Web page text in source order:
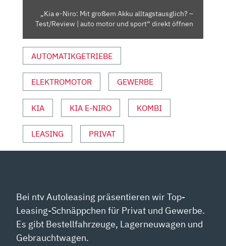
EST/REVIEW |
OTOR U
ND S
ON Y
OUTUBE A
NZEIGEN
„Kia e-Niro: Mit großem Akku alltagstausglich? –
Test/Review | auto motor und sport“ direkt öffnen
AUTOMATIKGETRIEBE
ELEKTROMOTOR GEWERBE
KIA KIA E-NIRO KOMBI
LEASING PRIVAT
Bei ntv Autoleasing präsentieren wir Top-
Leasing-Schnäppchen für Privat und Gewerbe.
Es gibt Bestellfahrzeuge, Lagerneuwagen und
Gebrauchtwagen.